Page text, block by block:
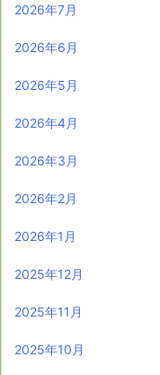
2026年7月
2026年6月
2026年5月
2026年4月
2026年3月
2026年2月
2026年1月
2025年12月
2025年11月
2025年10月